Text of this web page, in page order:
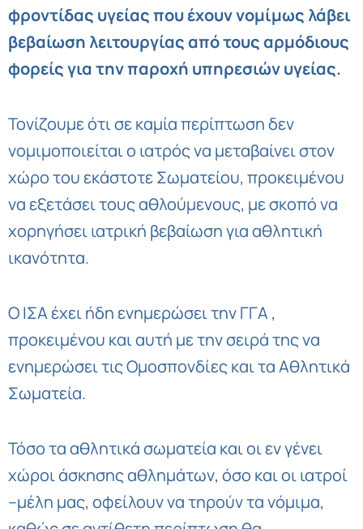
φροντίδας υγείας που έχουν νομίμως λάβει
βεβαίωση λειτουργίας από τους αρμόδιους
φορείς για την παροχή υπηρεσιών υγείας.
Τονίζουμε ότι σε καμία περίπτωση δεν
νομιμοποιείται ο ιατρός να μεταβαίνει στον
χώρο του εκάστοτε Σωματείου, προκειμένου
να εξετάσει τους αθλούμενους, με σκοπό να
χορηγήσει ιατρική βεβαίωση για αθλητική
ικανότητα.
Ο ΙΣΑ έχει ήδη ενημερώσει την ΓΓΑ ,
προκειμένου και αυτή με την σειρά της να
ενημερώσει τις Ομοσπονδίες και τα Αθλητικά
Σωματεία.
Τόσο τα αθλητικά σωματεία και οι εν γένει
χώροι άσκησης αθλημάτων, όσο και οι ιατροί
–μέλη μας, οφείλουν να τηρούν τα νόμιμα,